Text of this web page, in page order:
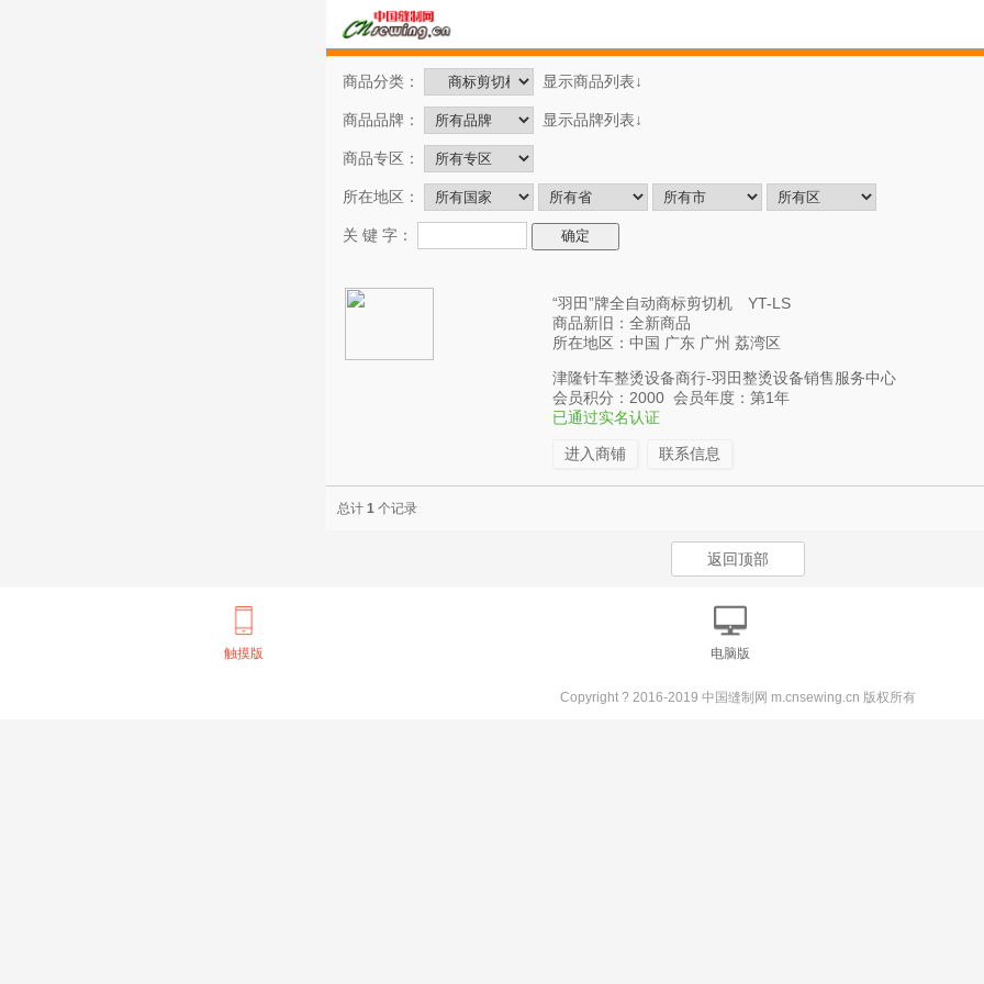
商品分类： 显示商品列表↓
商品品牌： 显示品牌列表↓
商品专区：
所在地区：
关 键 字：
“羽田”牌全自动商标剪切机 YT-LS
商品新旧：全新商品
所在地区：中国 广东 广州 荔湾区
津隆针车整烫设备商行-羽田整烫设备销售服务中心
会员积分：2000 会员年度：第1年
已通过实名认证
进入商铺 联系信息
总计 1 个记录
返回顶部
触摸版 电脑版
Copyright ? 2016-2019 中国缝制网 m.cnsewing.cn 版权所有